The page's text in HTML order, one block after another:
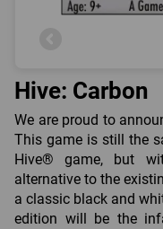
Hive: Carbon
We are proud to
This game is still the
Hive® game, but
alternative to the
a classic black and
edition will be the